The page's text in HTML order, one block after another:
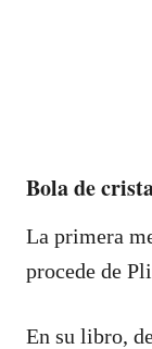
Bola de
La primera
procede de
En su libro,